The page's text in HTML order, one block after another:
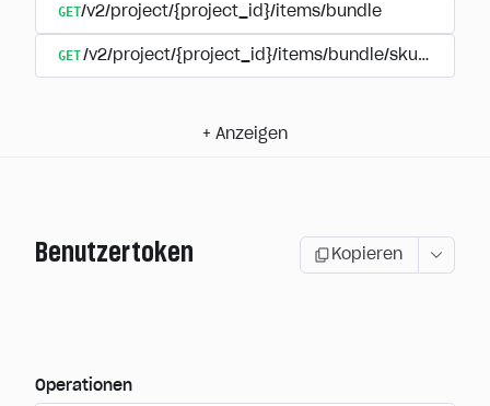
GET/v2/project/{project_id}/items/bundle
GET/v2/project/{project_id}/items/bundle/sku/{sku}
+ Anzeigen
Benutzertoken Kopieren
Operationen